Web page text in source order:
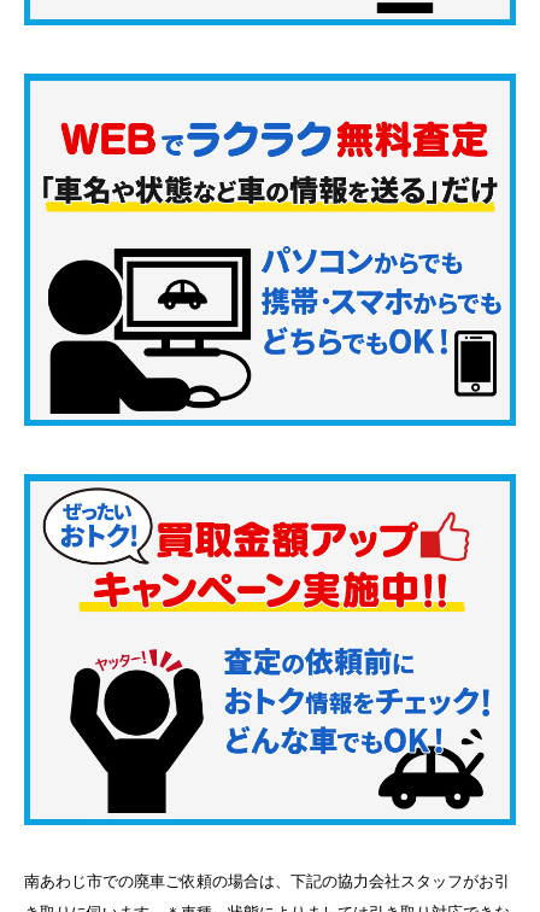
南あわじ市での廃車ご依頼の場合は、下記の協力会社スタッフがお引